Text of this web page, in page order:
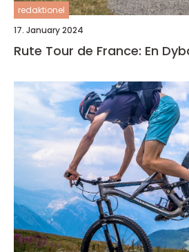
redaktionel
17. January 2024
Rute Tour de France: En